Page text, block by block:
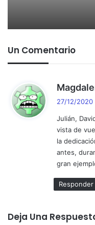
Un Comentario
27/12/2020
Julián,
vista de
la
antes,
gran
Responder
Deja Una